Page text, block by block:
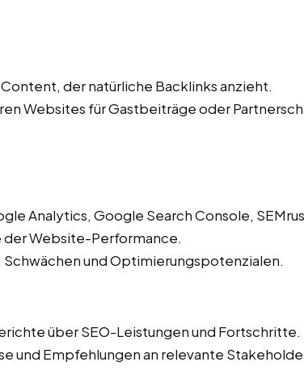
der natürliche Backlinks anzieht.
Websites für Gastbeiträge oder
Analytics, Google Search Console,
der Website-Performance.
und Optimierungspotenzialen.
über SEO-Leistungen und Fortschritte.
und Empfehlungen an relevante